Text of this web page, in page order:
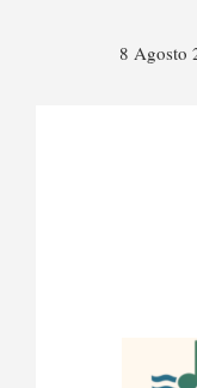
8 Agosto